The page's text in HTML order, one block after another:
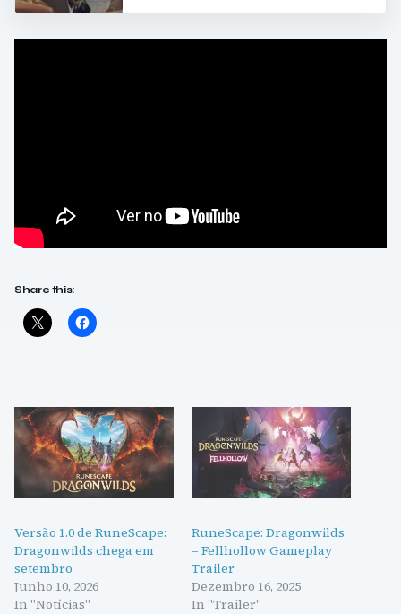
Share this:
Versão 1.0 de RuneScape:
Dragonwilds chega em
setembro
Junho 10, 2026
In "Notícias"
RuneScape: Dragonwilds
– Fellhollow Gameplay
Trailer
Dezembro 16, 2025
In "Trailer"